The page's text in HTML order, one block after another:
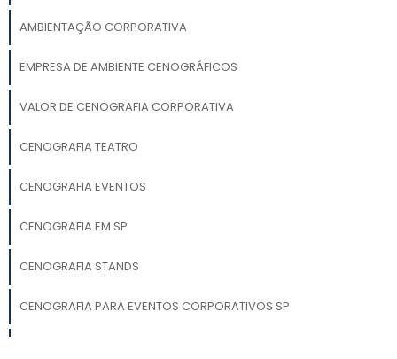
AMBIENTAÇÃO CORPORATIVA
EMPRESA DE AMBIENTE CENOGRÁFICOS
VALOR DE CENOGRAFIA CORPORATIVA
CENOGRAFIA TEATRO
CENOGRAFIA EVENTOS
CENOGRAFIA EM SP
CENOGRAFIA STANDS
CENOGRAFIA PARA EVENTOS CORPORATIVOS SP